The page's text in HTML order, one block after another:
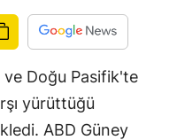
ve Doğu Pasifik'te
yürüttüğü
ABD Güney